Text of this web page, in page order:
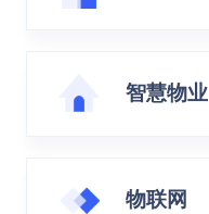
智慧物业
物联网